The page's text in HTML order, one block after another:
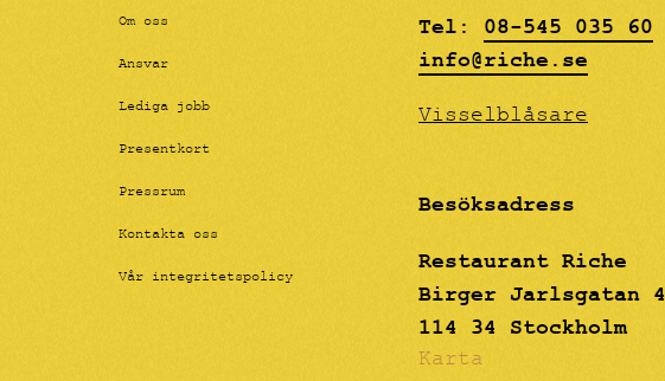
Om oss
Ansvar
Lediga jobb
Presentkort
Pressrum
Kontakta oss
Vår integritetspolicy
Tel: 08-545 035 60
info@riche.se
Visselblåsare
Besöksadress
Restaurant Riche
Birger Jarlsgatan 4
114 34 Stockholm
Karta